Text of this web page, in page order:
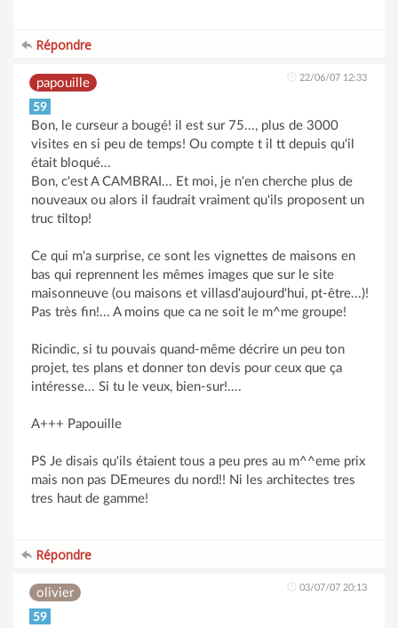
Répondre
papouille 22/06/07 12:33
59
Bon, le curseur a bougé! il est sur 75..., plus de 3000
visites en si peu de temps! Ou compte t il tt depuis qu'il
était bloqué...
Bon, c'est A CAMBRAI... Et moi, je n'en cherche plus de
nouveaux ou alors il faudrait vraiment qu'ils proposent un
truc tiltop!
Ce qui m'a surprise, ce sont les vignettes de maisons en
bas qui reprennent les mêmes images que sur le site
maisonneuve (ou maisons et villasd'aujourd'hui, pt-être...)!
Pas très fin!... A moins que ca ne soit le m^me groupe!
Ricindic, si tu pouvais quand-même décrire un peu ton
projet, tes plans et donner ton devis pour ceux que ça
intéresse... Si tu le veux, bien-sur!....
A+++ Papouille
PS Je disais qu'ils étaient tous a peu pres au m^^eme prix
mais non pas DEmeures du nord!! Ni les architectes tres
tres haut de gamme!
Répondre
olivier 03/07/07 20:13
59